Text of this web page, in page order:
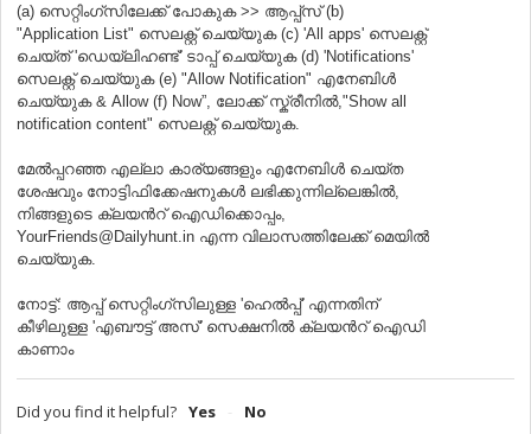
(a) സെറ്റിംഗ്സിലേക്ക് പോകുക >> ആപ്പ്സ് (b)
"Application List" സെലക്റ്റ് ചെയ്യുക (c) 'All apps' സെലക്റ്റ്
ചെയ്ത് 'ഡെയ്‌ലിഹണ്ട്' ടാപ്പ് ചെയ്യുക (d) 'Notifications'
സെലക്റ്റ് ചെയ്യുക (e) "Allow Notification" എനേബിള്‍
ചെയ്യുക & Allow (f) Now”, ലോക്ക് സ്ക്രീനിൽ,"Show all
notification content" സെലക്റ്റ് ചെയ്യുക.
മേൽപ്പറഞ്ഞ എല്ലാ കാര്യങ്ങളും എനേബിള്‍ ചെയ്ത
ശേഷവും നോട്ടിഫിക്കേഷനുകള്‍ ലഭിക്കുന്നില്ലെങ്കില്‍,
നിങ്ങളുടെ ക്ലയന്‍റ് ഐഡിക്കൊപ്പം,
YourFriends@Dailyhunt.in എന്ന വിലാസത്തിലേക്ക് മെയില്‍
ചെയ്യുക.
നോട്ട്: ആപ്പ് സെറ്റിംഗ്സിലുള്ള 'ഹെല്‍പ്പ്' എന്നതിന്
കീഴിലുള്ള 'എബൗട്ട്‌ അസ്' സെക്ഷനില്‍ ക്ലയന്‍റ് ഐഡി
കാണാം
Did you find it helpful? Yes No